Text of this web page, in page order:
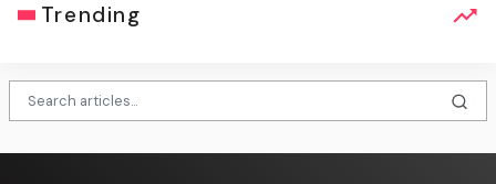
Trending